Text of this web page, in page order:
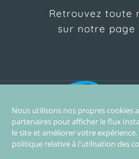
Nous utilisons nos propres cookies
partenaires pour afficher le flux
le site et améliorer votre
politique relative à l'utilisation des
Retrouvez toute
sur notre page
surf